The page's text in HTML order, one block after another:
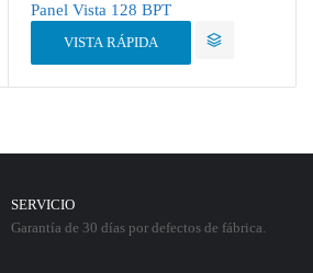
Panel Vista 128 BPT
VISTA RÁPIDA
SERVICIO
Garantía de 30 días por defectos de fábrica.